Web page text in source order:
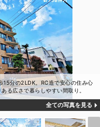
15分の2LDK。RC造で安心の住み心
る広さで暮らしやすい間取り。
全ての写真を見る